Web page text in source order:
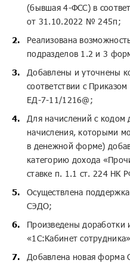
(бывшая 4-ФСС) в
от 31.10.2022 № 245п;
Реализована
подразделов 1.2 и 3
Добавлены и уточнены
соответствии с
ЕД-7-11/1216@;
Для начислений с
начисления, которыми
в денежной форме)
категорию дохода
ставке п. 1.1 ст. 224 НК
Осуществлена
СЭДО;
Произведены доработки
«1С:Кабинет
Добавлена новая форма